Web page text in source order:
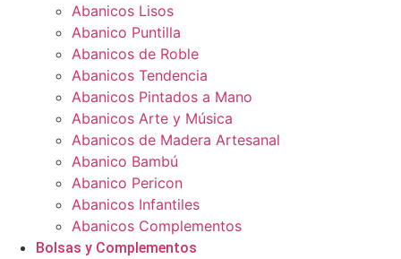
Abanicos Lisos
Abanico Puntilla
Abanicos de Roble
Abanicos Tendencia
Abanicos Pintados a Mano
Abanicos Arte y Música
Abanicos de Madera Artesanal
Abanico Bambú
Abanico Pericon
Abanicos Infantiles
Abanicos Complementos
Bolsas y Complementos